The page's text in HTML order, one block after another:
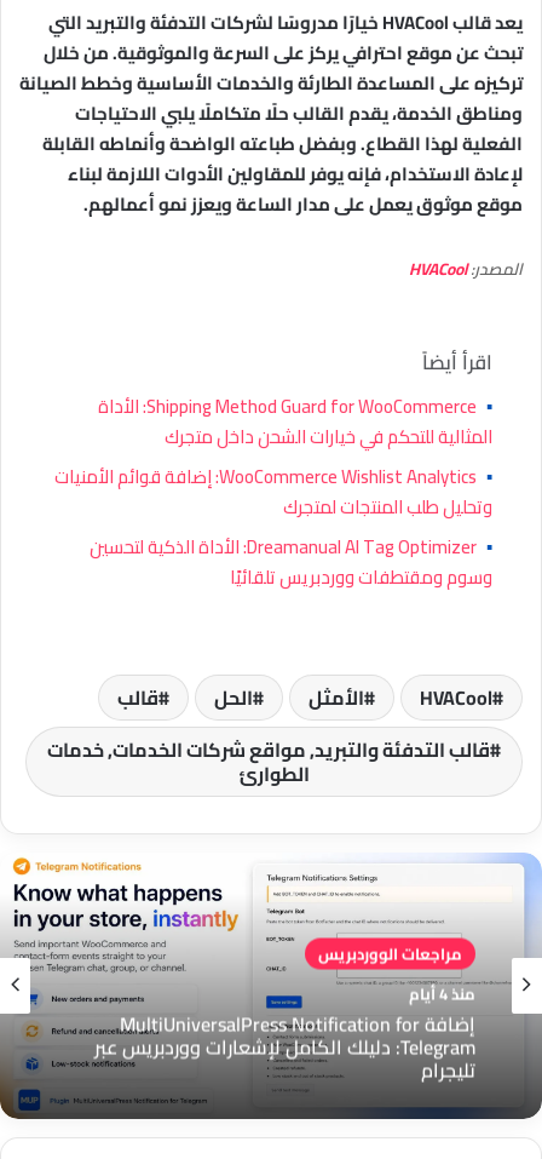
يعد قالب HVACool خيارًا مدروسًا لشركات التدفئة والتبريد التي
تبحث عن موقع احترافي يركز على السرعة والموثوقية. من خلال
تركيزه على المساعدة الطارئة والخدمات الأساسية وخطط الصيانة
ومناطق الخدمة، يقدم القالب حلًا متكاملًا يلبي الاحتياجات
الفعلية لهذا القطاع. وبفضل طباعته الواضحة وأنماطه القابلة
لإعادة الاستخدام، فإنه يوفر للمقاولين الأدوات اللازمة لبناء
موقع موثوق يعمل على مدار الساعة ويعزز نمو أعمالهم.
المصدر:HVACool
اقرأ أيضاً
▪
Shipping Method Guard for WooCommerce: الأداة
المثالية للتحكم في خيارات الشحن داخل متجرك
▪
WooCommerce Wishlist Analytics: إضافة قوائم الأمنيات
وتحليل طلب المنتجات لمتجرك
▪
Dreamanual AI Tag Optimizer: الأداة الذكية لتحسين
وسوم ومقتطفات ووردبريس تلقائيًا
HVACool الأمثل الحل
قالب
قالب التدفئة والتبريد, مواقع شركات الخدمات, خدمات
الطوارئ
مراجعات الووردبريس
منذ 4 أيام
إضافة MultiUniversalPress Notification for
Telegram: دليلك الكامل لإشعارات ووردبريس عبر
تليجرام